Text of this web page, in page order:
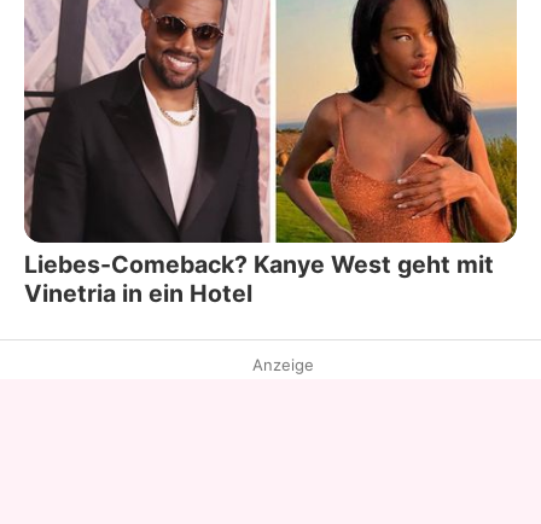
Liebes-Comeback? Kanye West geht mit
Vinetria in ein Hotel
Anzeige